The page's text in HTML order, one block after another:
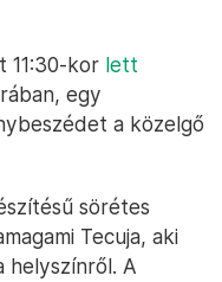
11:30-kor lett
egy
a közelgő
sörétes
Tecuja, aki
helyszínről. A